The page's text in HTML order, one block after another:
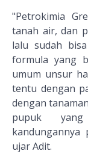
"Petrokimia
tanah air, dan
lalu sudah
formula yang
umum unsur
tentu dengan
dengan
pupuk
kandungannya
ujar Adit.